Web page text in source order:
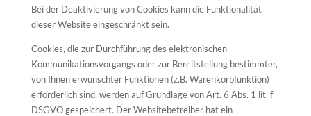
Bei der Deaktivierung von Cookies kann die Funktionalität
dieser Website eingeschränkt sein.
Cookies, die zur Durchführung des elektronischen
Kommunikationsvorgangs oder zur Bereitstellung bestimmter,
von Ihnen erwünschter Funktionen (z.B. Warenkorbfunktion)
erforderlich sind, werden auf Grundlage von Art. 6 Abs. 1 lit. f
DSGVO gespeichert. Der Websitebetreiber hat ein